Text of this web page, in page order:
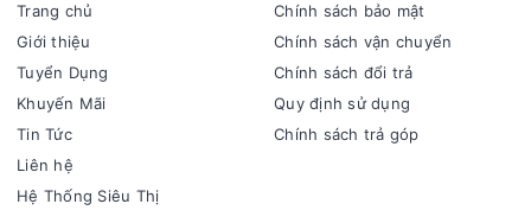
Thiết kế - Chất liệu
- Máy làm sữa hạt Kangaroo sử dụng chất liệu nhựa ABS bền
- Phần cối của máy được làm từ thủy tinh Ceramic chịu nhiệt
và kháng vỡ tốt, đảm bảo hiệu quả nấu và có độ bền cao
Trang chủ
Giới thiệu
Tuyển Dụng
Khuyến Mãi
Tin Tức
Liên hệ
Hệ Thống Siêu Thị
Chính sách bảo mật
Chính sách vận chuyển
Chính sách đổi trả
Quy định sử dụng
Chính sách trả góp